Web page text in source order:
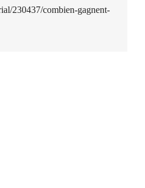
230437/combien-gagnent-